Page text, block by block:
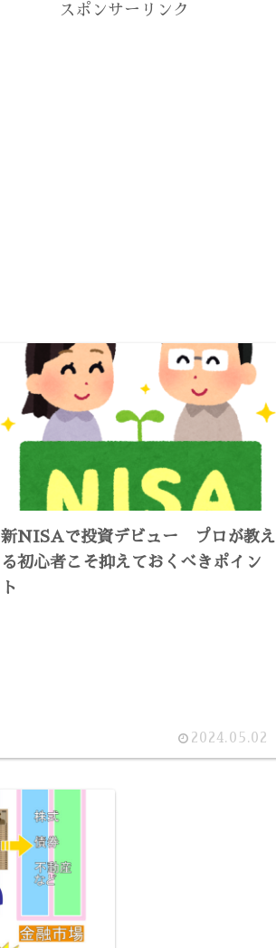
スポンサーリンク
新NISAで投資デビュー プロが教え
る初心者こそ抑えておくべきポイン
ト
2024.05.02